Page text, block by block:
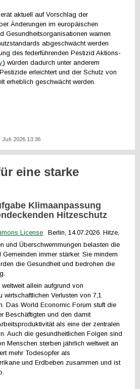
aktuell auf Vorschlag der
Änderungen im europäischen
Gesundheitsorganisationen warnen
abgeschwächt werden
des federführenden Pestizid Aktions-
) würden dadurch unter anderem
erleichtert und der Schutz von
erheblich geschwächt werden.
2026 13:36
eine starke
Klimaanpassung
Hitzeschutz
Berlin, 14.07.2026. Hitze,
und Überschwemmungen belasten die
immer stärker. Sie mindern
die Gesundheit und bedrohen die
allein aufgrund von
wirtschaftlichen Verlusten von 7,1
Das World Economic Forum stuft die
Beschäftigten und den damit
als eine der zentralen
Auch die gesundheitlichen Folgen sind
Menschen sterben jährlich weltweit an
mehr Todesopfer als
und Erdbeben zusammen und ist